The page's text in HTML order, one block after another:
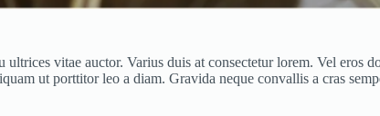
vitae auctor. Varius duis at consectetur lorem. Vel eros
ut porttitor leo a diam. Gravida neque convallis a cras